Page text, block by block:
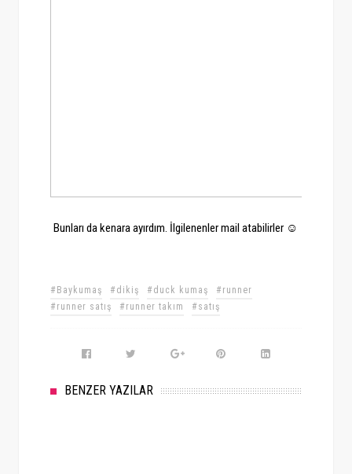
Bunları da kenara ayırdım. İlgilenenler mail atabilirler ☺
#Baykumaş #dikiş #duck kumaş
#runner
#runner satış
#runner takım #satış
BENZER YAZILAR